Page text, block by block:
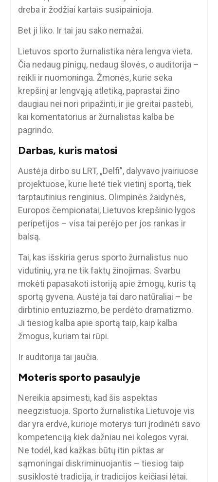
dreba ir žodžiai kartais susipainioja.
Bet ji liko. Ir tai jau sako nemažai.
Lietuvos sporto žurnalistika nėra lengva vieta.
Čia nedaug pinigų, nedaug šlovės, o auditorija –
reikli ir nuomoninga. Žmonės, kurie seka
krepšinį ar lengvąją atletiką, paprastai žino
daugiau nei nori pripažinti, ir jie greitai pastebi,
kai komentatorius ar žurnalistas kalba be
pagrindo.
Darbas, kuris matosi
Austėja dirbo su LRT, „Delfi”, dalyvavo įvairiuose
projektuose, kurie lietė tiek vietinį sportą, tiek
tarptautinius renginius. Olimpinės žaidynės,
Europos čempionatai, Lietuvos krepšinio lygos
peripetijos – visa tai perėjo per jos rankas ir
balsą.
Tai, kas išskiria gerus sporto žurnalistus nuo
vidutinių, yra ne tik faktų žinojimas. Svarbu
mokėti papasakoti istoriją apie žmogų, kuris tą
sportą gyvena. Austėja tai daro natūraliai – be
dirbtinio entuziazmo, be perdėto dramatizmo.
Ji tiesiog kalba apie sportą taip, kaip kalba
žmogus, kuriam tai rūpi.
Ir auditorija tai jaučia.
Moteris sporto pasaulyje
Nereikia apsimesti, kad šis aspektas
neegzistuoja. Sporto žurnalistika Lietuvoje vis
dar yra erdvė, kurioje moterys turi įrodinėti savo
kompetenciją kiek dažniau nei kolegos vyrai.
Ne todėl, kad kažkas būtų itin piktas ar
sąmoningai diskriminuojantis – tiesiog taip
susiklostė tradicija, ir tradicijos keičiasi lėtai.